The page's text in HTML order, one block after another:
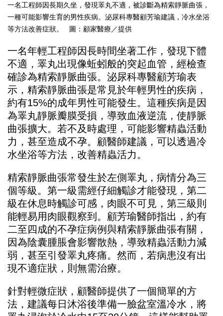
一名工程師因長期久坐，發現睪丸不適，被診斷為精索靜脈曲張，
一種可能影響生育的男性疾病。泌尿科專醫顧芳瑜建議，冷水坐浴
等方法改善症狀。 圖：顧家醫療／提供
一名年輕工程師因長時間坐著工作，發現下體
不適，睪丸出現像蚯蚓般的突起血管，經檢查
確診為精索靜脈曲張。泌尿科專醫顧芳瑜表
示，精索靜脈曲張是常見於年輕男性的疾病，
約有15%的成年男性可能發生。這種疾病是因
為睪丸靜脈瓣膜受損，導致血液逆流，使靜脈
曲張擴大。若不及時處理，可能影響精蟲活動
力，甚至造成不孕。顧醫師建議，可以透過冷
水坐浴等方法，改善精蟲活力。
精索靜脈曲張常發生於左側睪丸，病情分為三
個等級。第一級需經仔細觸診才能發現，第二
級在休息時觸診可感，肉眼不可見，第三級則
能輕易用肉眼觀察到。顧芳瑜醫師指出，約有
二至四成的不孕症病例與精索靜脈曲張有關，
因為陰囊腫脹會影響散熱，導致精蟲活動力減
弱，甚至引發睪丸疼痛。然而，若病患沒有出
現不適症狀，則無需治療。
針對輕微症狀，顧醫師提供了一個簡單的方
法，建議每日沐浴後準備一臉盆室溫冷水，將